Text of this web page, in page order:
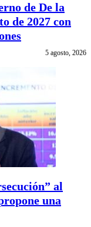
de De la
de 2027 con
5 agosto, 2026
al
una